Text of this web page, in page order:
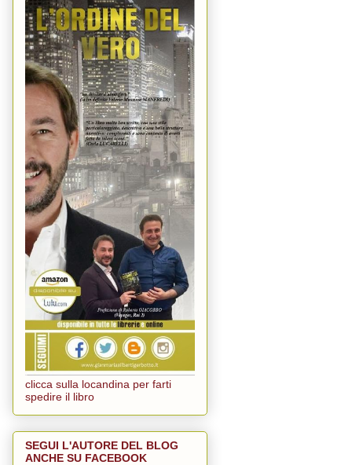
clicca sulla locandina per farti
spedire il libro
SEGUI L'AUTORE DEL BLOG
ANCHE SU FACEBOOK